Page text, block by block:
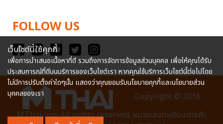
FOLLOW US
Copyright © 2016
MThai.com All rights reserved. หมายเลขทะเบียนการค้า
เว็บไซต์นี้ใช้คุกกี้
เพื่อการนำเสนอเนื้อหาที่ดี รวมถึงการจัดการข้อมูลส่วนบุคคล เพื่อให้คุณได้รับ
ประสบการณ์ที่ดีบนบริการของเว็บไซต์เรา หากคุณใช้บริการเว็บไซต์นี้ต่อไปโดย
ไม่มีการปรับตั้งค่าใดๆนั้น แสดงว่าคุณยอมรับนโยบายคุกกี้และนโยบายส่วน
บุคคลของเรา